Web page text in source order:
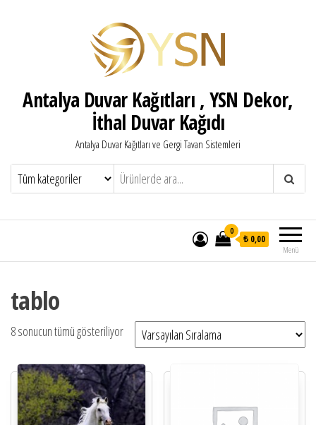
Antalya Duvar Kağıtları , YSN Dekor,
İthal Duvar Kağıdı
Antalya Duvar Kağıtları ve Gergi Tavan Sistemleri
Menü
0
₺ 0,00
tablo
8 sonucun tümü gösteriliyor